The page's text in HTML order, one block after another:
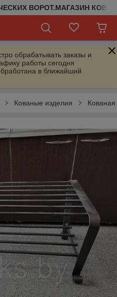
ВОРОТ.МАГАЗИН
обрабатывать заказы и
работы сегодня
в ближайший
Кованые изделия